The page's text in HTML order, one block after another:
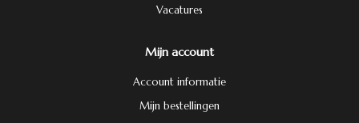
Vacatures
Mijn account
Account informatie
Mijn bestellingen